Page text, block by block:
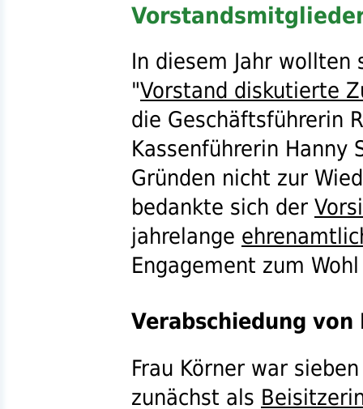
In diesem Jahr
"Vorstand diskutierte
die Geschäftsführerin
Kassenführerin Hanny
Gründen nicht zur
bedankte sich der
jahrelange
Engagement zum
Verabschiedung von
Frau Körner war
zunächst als